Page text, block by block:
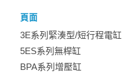
頁面
3E系列緊湊型/短行程電缸
5ES系列無桿缸
BPA系列增壓缸